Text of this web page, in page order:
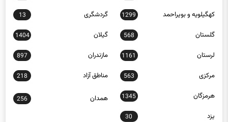
کهگیلویه و بویراحمد 1299 گردشگری 13
گلستان 568 گیلان 1404
لرستان 1161 مازندران 897
مرکزی 563 مناطق آزاد 218
هرمزگان 1345 همدان 256
یزد 30